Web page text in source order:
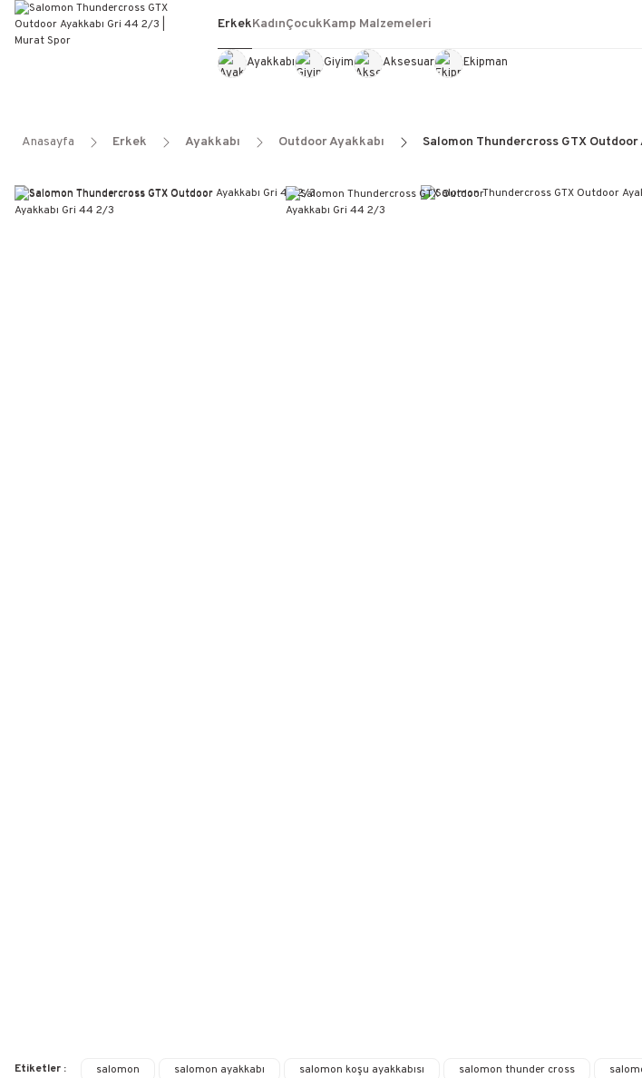
Erkek
Ayakkabı Giyim Aksesuar Ekipman
KadınÇocukKamp Malzemeleri
Anasayfa Erkek Ayakkabı Outdoor Ayakkabı Salomon Thundercross GTX
Etiketler : salomon salomon ayakkabı salomon koşu ayakkabısı salomon thunder cross